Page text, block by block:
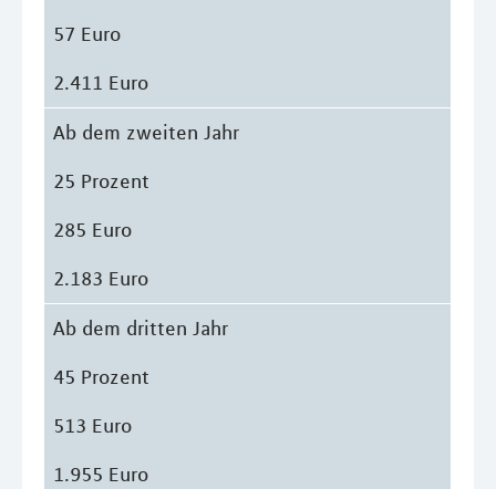
57 Euro
2.411 Euro
Ab dem zweiten Jahr
25 Prozent
285 Euro
2.183 Euro
Ab dem dritten Jahr
45 Prozent
513 Euro
1.955 Euro